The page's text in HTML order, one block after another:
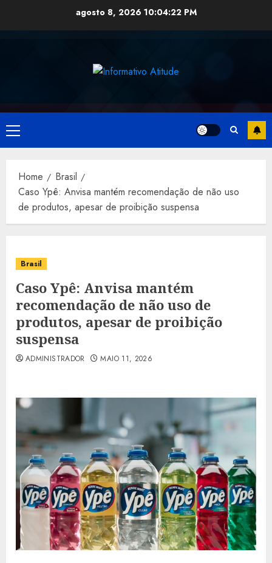
agosto 8, 2026 10:04:22 PM
Primary
Menu
Home
Brasil
Caso Ypê: Anvisa mantém recomendação de não uso
de produtos, apesar de proibição suspensa
Brasil
Caso Ypê: Anvisa mantém
recomendação de não uso de
produtos, apesar de proibição
suspensa
ADMINISTRADOR MAIO 11, 2026